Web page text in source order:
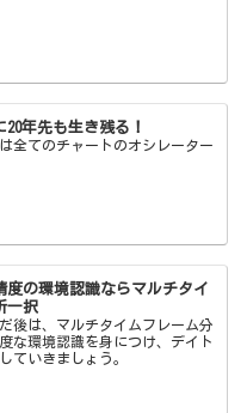
20年先も生き残る！
全てのチャートのオシレーター
度の環境認識ならマルチタイ
一択
後は、マルチタイムフレーム分
な環境認識を身につけ、デイト
ていきましょう。